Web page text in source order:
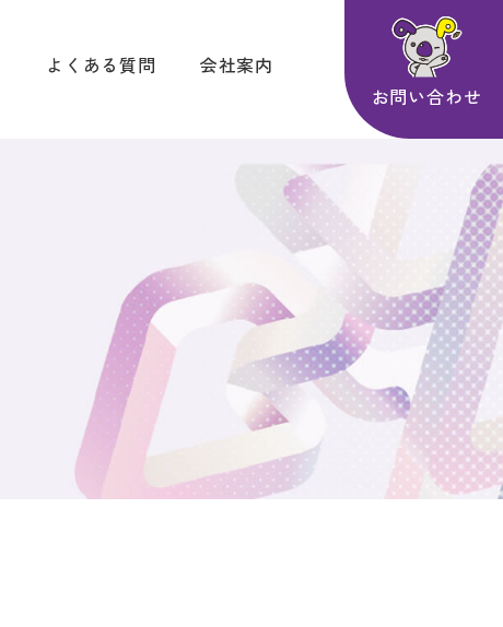
よくある質問
会社案内
お問い合わせ